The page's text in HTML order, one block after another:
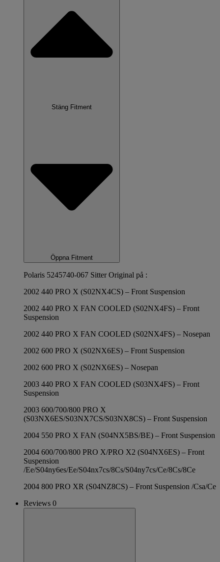
Stäng Fitment
Öppna Fitment
Polaris 5245740-067 Sitter Original på :
2002 440 PRO X (S02NX4CS) – Front Suspension
2002 440 PRO X FAN COOLED (S02NX4FS) – Front
Suspension
2002 440 PRO X FAN COOLED (S02NX4FS) – Nosepan
2002 600 PRO X (S02NX6ES) – Front Suspension
2002 600 PRO X (S02NX6ES) – Nosepan
2003 440 PRO X FAN COOLED (S03NX4FS) – Front
Suspension
2003 600/700/800 PRO X
(S03NX6ES/S03NX7CS/S03NX8CS) – Front Suspension
2004 550 PRO X FAN (S04NX5BS/BE) – Front Suspension
2004 600/700/800 PRO X/PRO X2 (S04NX6ES) – Front
Suspension
/Ee/S04ny6es/Ee/S04nx7cs/8Cs/S04ny7cs/Ce/8Cs/8Ce
2004 800 PRO XR (S04NZ8CS) – Front Suspension /Csa/Ce
Reviews 0